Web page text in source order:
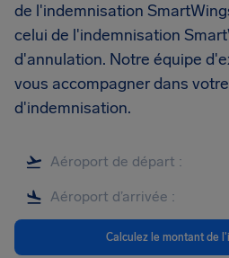
de l'indemnisation
celui de l'indemnisation
d'annulation. Notre équipe
vous accompagner dans
d'indemnisation.
Calculez le montant de